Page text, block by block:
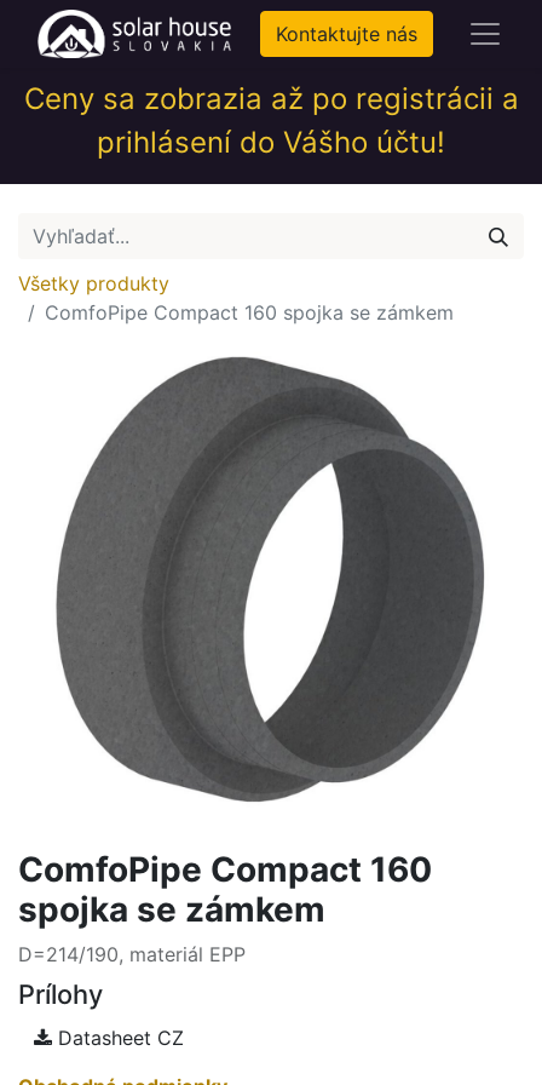
Kontaktujte nás
Ceny sa zobrazia až po registrácii a
prihlásení do Vášho účtu!
Všetky produkty
ComfoPipe Compact 160 spojka se zámkem
ComfoPipe Compact 160
spojka se zámkem
D=214/190, materiál EPP
Prílohy
Datasheet CZ